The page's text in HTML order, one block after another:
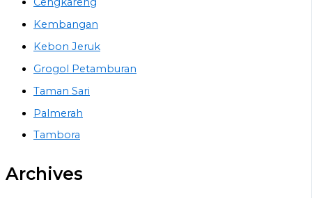
Kembangan
Kebon Jeruk
Grogol Petamburan
Taman Sari
Palmerah
Tambora
Archives